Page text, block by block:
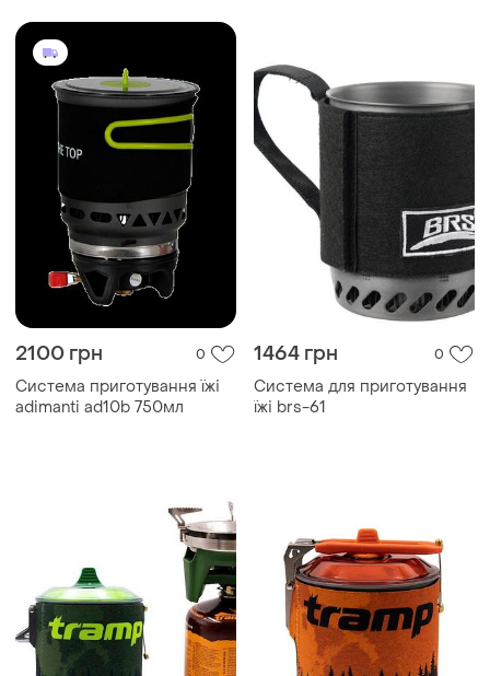
2100 грн 0
Система приготування їжі
adimanti ad10b 750мл
1464 грн 0
Система для приготування
їжі brs-61